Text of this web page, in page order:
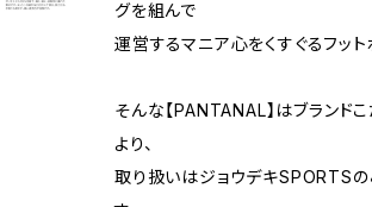
グを組んで
運営するマニア心をくすぐるフット
そんな【PANTANAL】はブランド
より、
取り扱いはジョウデキSPORTSの